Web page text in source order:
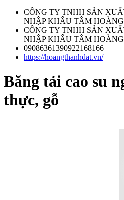
CÔNG TY TNHH SẢN
NHẬP KHẨU TÂM
CÔNG TY TNHH SẢN
NHẬP KHẨU TÂM
09086361390922168166
https://hoangthanhdat.vn/
Băng tải cao su
thực, gỗ